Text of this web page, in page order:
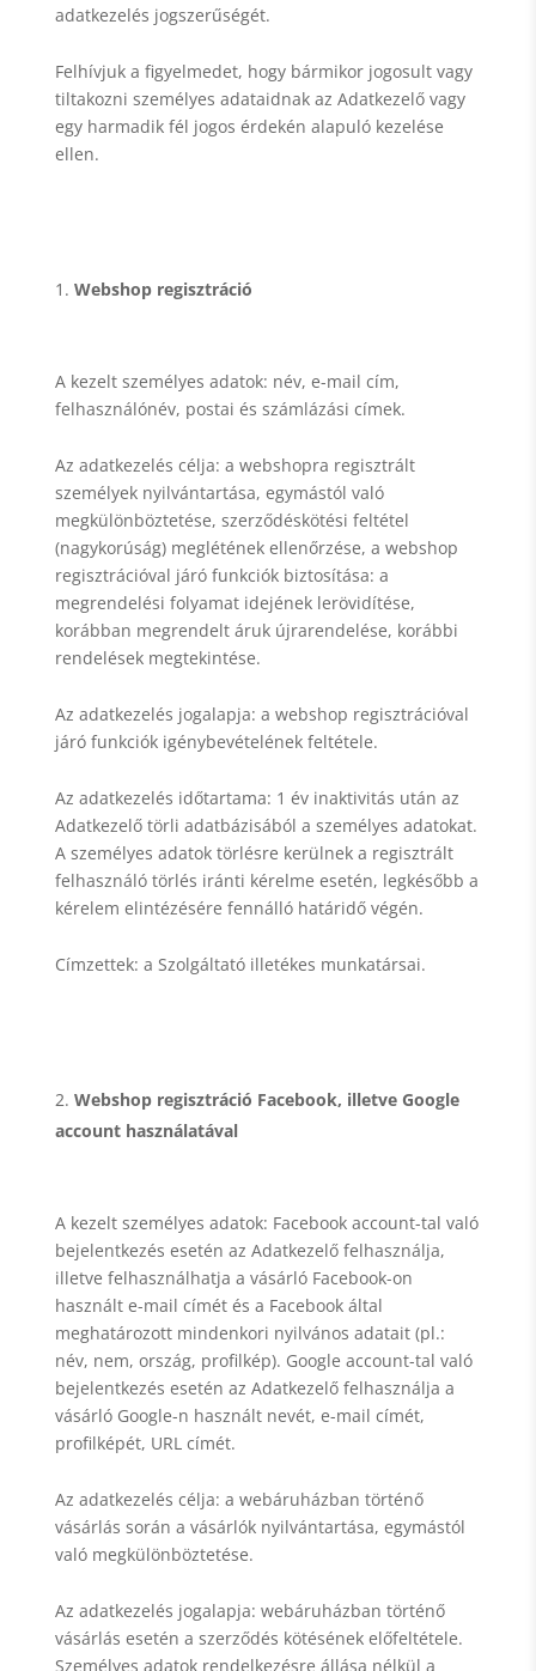
adatkezelés jogszerűségét.
Felhívjuk a figyelmedet, hogy bármikor jogosult vagy
tiltakozni személyes adataidnak az Adatkezelő vagy
egy harmadik fél jogos érdekén alapuló kezelése
ellen.
Webshop regisztráció
A kezelt személyes adatok: név, e-mail cím,
felhasználónév, postai és számlázási címek.
Az adatkezelés célja: a webshopra regisztrált
személyek nyilvántartása, egymástól való
megkülönböztetése, szerződéskötési feltétel
(nagykorúság) meglétének ellenőrzése, a webshop
regisztrációval járó funkciók biztosítása: a
megrendelési folyamat idejének lerövidítése,
korábban megrendelt áruk újrarendelése, korábbi
rendelések megtekintése.
Az adatkezelés jogalapja: a webshop regisztrációval
járó funkciók igénybevételének feltétele.
Az adatkezelés időtartama: 1 év inaktivitás után az
Adatkezelő törli adatbázisából a személyes adatokat.
A személyes adatok törlésre kerülnek a regisztrált
felhasználó törlés iránti kérelme esetén, legkésőbb a
kérelem elintézésére fennálló határidő végén.
Címzettek: a Szolgáltató illetékes munkatársai.
Webshop regisztráció Facebook, illetve Google
account használatával
A kezelt személyes adatok: Facebook account-tal való
bejelentkezés esetén az Adatkezelő felhasználja,
illetve felhasználhatja a vásárló Facebook-on
használt e-mail címét és a Facebook által
meghatározott mindenkori nyilvános adatait (pl.:
név, nem, ország, profilkép). Google account-tal való
bejelentkezés esetén az Adatkezelő felhasználja a
vásárló Google-n használt nevét, e-mail címét,
profilképét, URL címét.
Az adatkezelés célja: a webáruházban történő
vásárlás során a vásárlók nyilvántartása, egymástól
való megkülönböztetése.
Az adatkezelés jogalapja: webáruházban történő
vásárlás esetén a szerződés kötésének előfeltétele.
Személyes adatok rendelkezésre állása nélkül a